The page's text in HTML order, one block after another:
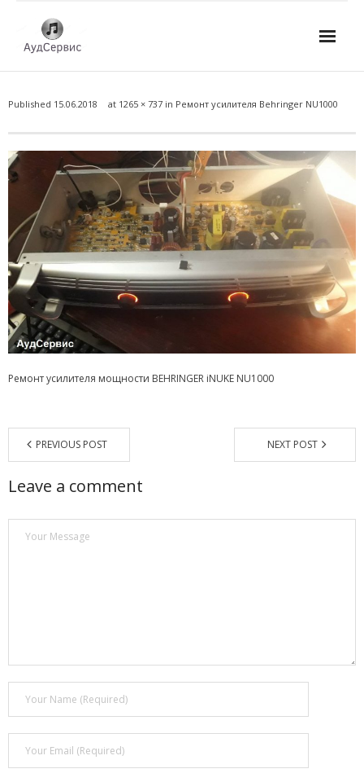
- Ремонт усилителей и AV-ресиверов
- Ремонт микшерных пультов и консолей
- Ремонт активной акустики
- Ремонт домашних кинотеатров
- Ремонт музыкальных центров
- Ремонт аудио для клубов, ресторанов, школ
Наши работы
Отзывы
Доставка и оплата
Реальный случай
- Аудиосистема для открытой площадки. Секреты
инсталляции
- Покупка усилителя после апгрейда. Случай с Амфитоном
Published 15.06.2018 at 1265 × 737 in Ремонт усилителя Behringer NU1000
Ремонт усилителя мощности BEHRINGER iNUKE NU1000
PREVIOUS POST NEXT POST
Leave a comment